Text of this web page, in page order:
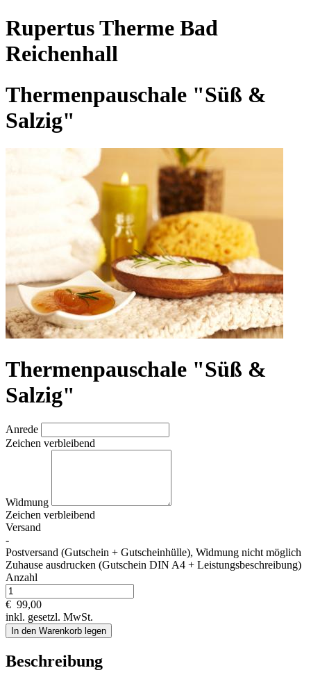
Rupertus Therme Bad
Reichenhall
Thermenpauschale "Süß &
Salzig"
Thermenpauschale "Süß &
Salzig"
Anrede
Zeichen verbleibend
Widmung
Zeichen verbleibend
Versand
-
Postversand (Gutschein + Gutscheinhülle), Widmung nicht möglich
Zuhause ausdrucken (Gutschein DIN A4 + Leistungsbeschreibung)
Anzahl
€ 99,00
inkl. gesetzl. MwSt.
In den Warenkorb legen
Beschreibung